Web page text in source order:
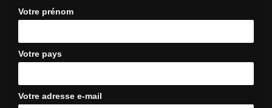
Votre prénom
Votre pays
Votre adresse e-mail